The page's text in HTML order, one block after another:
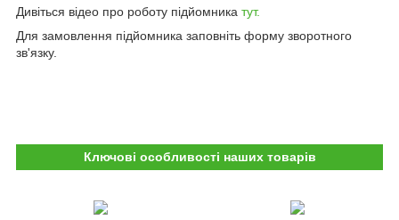
Дивіться відео про роботу підйомника тут.
Для замовлення підйомника заповніть форму зворотного
зв'язку.
Ключові особливості наших товарів